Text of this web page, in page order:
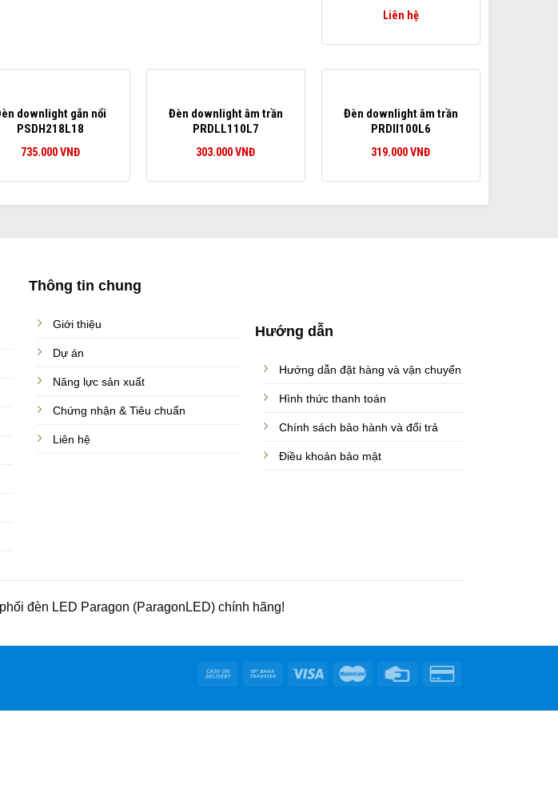
Liên hệ
downlight gắn nổi
PSDH218L18
735.000VNĐ
Đèn downlight âm trần
PRDLL110L7
303.000VNĐ
Đèn downlight âm trần
PRDII100L6
319.000VNĐ
Thông tin chung
Giới thiệu
Dự án
Năng lực sản xuất
Chứng nhận & Tiêu chuẩn
Liên hệ
Hướng dẫn
Hướng dẫn đặt hàng và vận chuyển
Hình thức thanh toán
Chính sách bảo hành và đổi trả
Điều khoản bảo mật
đèn LED Paragon (ParagonLED) chính hãng!